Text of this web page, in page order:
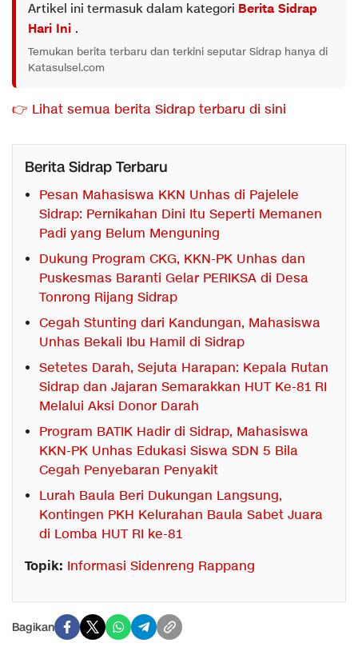
Artikel ini termasuk dalam kategori Berita Sidrap
Hari Ini .
Temukan berita terbaru dan terkini seputar Sidrap hanya di
Katasulsel.com
👉 Lihat semua berita Sidrap terbaru di sini
Berita Sidrap Terbaru
Pesan Mahasiswa KKN Unhas di Pajelele
Sidrap: Pernikahan Dini Itu Seperti Memanen
Padi yang Belum Menguning
Dukung Program CKG, KKN-PK Unhas dan
Puskesmas Baranti Gelar PERIKSA di Desa
Tonrong Rijang Sidrap
Cegah Stunting dari Kandungan, Mahasiswa
Unhas Bekali Ibu Hamil di Sidrap
Setetes Darah, Sejuta Harapan: Kepala Rutan
Sidrap dan Jajaran Semarakkan HUT Ke-81 RI
Melalui Aksi Donor Darah
Program BATIK Hadir di Sidrap, Mahasiswa
KKN-PK Unhas Edukasi Siswa SDN 5 Bila
Cegah Penyebaran Penyakit
Lurah Baula Beri Dukungan Langsung,
Kontingen PKH Kelurahan Baula Sabet Juara
di Lomba HUT RI ke-81
Topik: Informasi Sidenreng Rappang
Bagikan